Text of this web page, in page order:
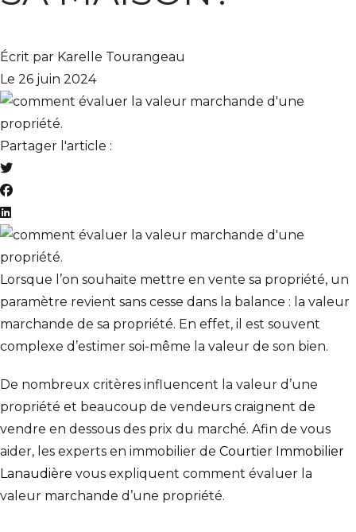
Écrit par Karelle Tourangeau
Le 26 juin 2024
Partager l'article :
Lorsque l’on souhaite mettre en vente sa propriété, un
paramètre revient sans cesse dans la balance : la valeur
marchande de sa propriété. En effet, il est souvent
complexe d’estimer soi-même la valeur de son bien.
De nombreux critères influencent la valeur d’une
propriété et beaucoup de vendeurs craignent de
vendre en dessous des prix du marché. Afin de vous
aider, les experts en immobilier de Courtier Immobilier
Lanaudière vous expliquent comment évaluer la
valeur marchande d’une propriété.